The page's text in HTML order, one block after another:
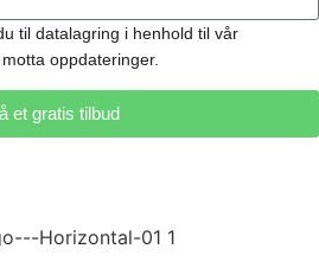
til datalagring i henhold til vår
oppdateringer.
et gratis tilbud